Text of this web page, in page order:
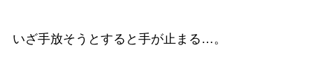
いざ手放そうとすると手が止まる…。